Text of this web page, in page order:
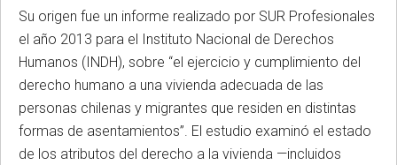
Su origen fue un informe realizado por SUR Profesionales
el año 2013 para el Instituto Nacional de Derechos
Humanos (INDH), sobre “el ejercicio y cumplimiento del
derecho humano a una vivienda adecuada de las
personas chilenas y migrantes que residen en distintas
formas de asentamientos”. El estudio examinó el estado
de los atributos del derecho a la vivienda —incluidos